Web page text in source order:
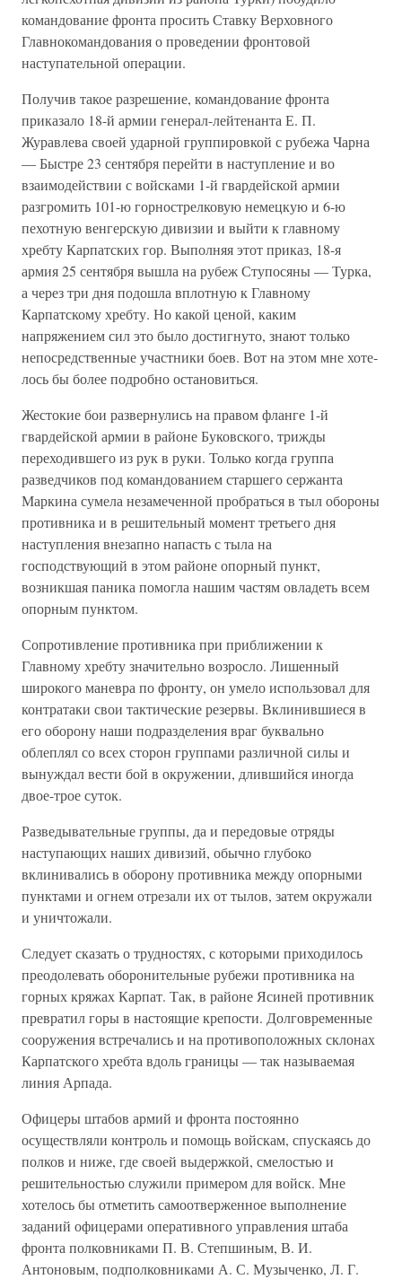
командование фронта просить Ставку Верховного
Главнокомандования о проведении фронтовой
наступательной опе­рации.
Получив такое разрешение, командование фронта
приказало 18-й армии генерал-лейтенанта Е. П.
Журавлева своей ударной группиров­кой с рубежа Чарна
— Быстре 23 сентября перейти в наступление и во
взаимодействии с войсками 1-й гвардейской армии
разгромить 101-ю горнострелковую немецкую и 6-ю
пехотную венгерскую диви­зии и выйти к главному
хребту Карпатских гор. Выполняя этот при­каз, 18-я
армия 25 сентября вышла на рубеж Ступосяны — Турка,
а через три дня подошла вплотную к Главному
Карпатскому хребту. Но какой ценой, каким
напряжением сил это было достигнуто, знают только
непосредственные участники боев. Вот на этом мне хоте­
лось бы более подробно остановиться.
Жестокие бои развернулись на правом фланге 1-й
гвардейской ар­мии в районе Буковского, трижды
переходившего из рук в руки. Только когда группа
разведчиков под командованием старшего сержанта
Маркина сумела незамеченной пробраться в тыл обороны
противника и в решительный момент третьего дня
наступления вне­запно напасть с тыла на
господствующий в этом районе опорный пункт,
возникшая паника помогла нашим частям овладеть всем
опор­ным пунктом.
Сопротивление противника при приближении к
Главному хребту значительно возросло. Лишенный
широкого маневра по фронту, он умело использовал для
контратаки свои тактические резервы. Вкли­нившиеся в
его оборону наши подразделения враг буквально
облеплял со всех сторон группами различной силы и
вынуждал вести бой в окружении, длившийся иногда
двое-трое суток.
Разведывательные группы, да и передовые отряды
наступающих наших дивизий, обычно глубоко
вклинивались в оборону противника между опорными
пунктами и огнем отрезали их от тылов, затем окружали
и уничтожали.
Следует сказать о трудностях, с которыми приходилось
преодоле­вать оборонительные рубежи противника на
горных кряжах Карпат. Так, в районе Ясиней противник
превратил горы в настоящие кре­пости. Долговременные
сооружения встречались и на противополож­ных склонах
Карпатского хребта вдоль границы — так называемая
линия Арпада.
Офицеры штабов армий и фронта постоянно
осуществляли контроль и помощь войскам, спускаясь до
полков и ниже, где своей выдержкой, смелостью и
решительностью служили примером для войск. Мне
хотелось бы отметить самоотверженное выполнение
заданий офицерами оперативного управления штаба
фронта полковника­ми П. В. Степшиным, В. И.
Антоновым, подполковниками А. С. Музыченко, Л. Г.